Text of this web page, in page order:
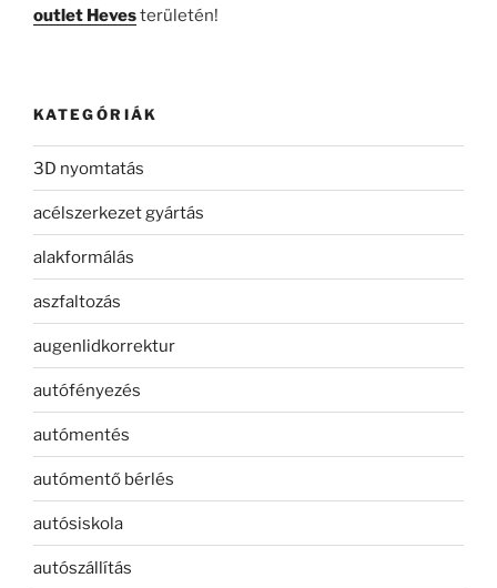
outlet Hevesterületén!
KATEGÓRIÁK
3D nyomtatás
acélszerkezet gyártás
alakformálás
aszfaltozás
augenlidkorrektur
autófényezés
autómentés
autómentő bérlés
autósiskola
autószállítás